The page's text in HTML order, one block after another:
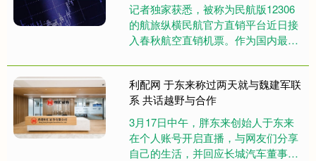
记者独家获悉，被称为民航版12306
的航旅纵横民航官方直销平台近日接
入春秋航空直销机票。作为国内最大
直以自有渠道为主。目前民航官....
利配网 于东来称过两天就与魏建军联
系 共话越野与合作
3月17日中午，胖东来创始人于东来
在个人账号开启直播，与网友们分享
自己的生活，并回应长城汽车董事长